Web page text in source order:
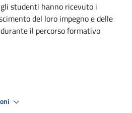
studenti hanno ricevuto i
del loro impegno e delle
il percorso formativo